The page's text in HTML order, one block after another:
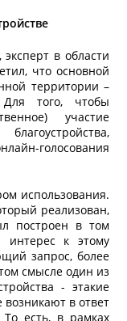
в области
что основной
территории –
того, чтобы
участие
голосования
использования.
реализован,
построен в том
интерес к этому
запрос, более
смысле один из
- этакие
возникают в ответ
есть, в рамках